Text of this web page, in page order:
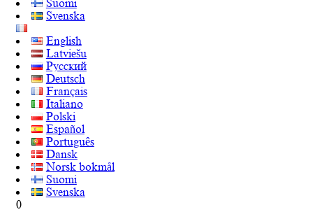
Suomi
Svenska
English
Latviešu
Русский
Deutsch
Français
Italiano
Polski
Español
Português
Dansk
Norsk bokmål
Suomi
Svenska
0